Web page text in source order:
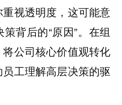
视透明度，这可能意
背后的“原因”。在组
公司核心价值观转化
工理解高层决策的驱